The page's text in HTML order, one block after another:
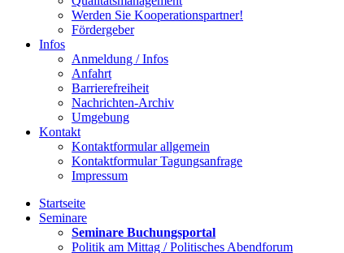
Werden Sie Kooperationspartner!
Fördergeber
Infos
Anmeldung / Infos
Anfahrt
Barrierefreiheit
Nachrichten-Archiv
Umgebung
Kontakt
Kontaktformular allgemein
Kontaktformular Tagungsanfrage
Impressum
Startseite
Seminare
Seminare Buchungsportal
Politik am Mittag / Politisches Abendforum